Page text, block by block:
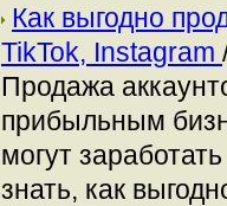
Как выгодно
TikTok, Instagram
Продажа
прибыльным
могут
знать, как